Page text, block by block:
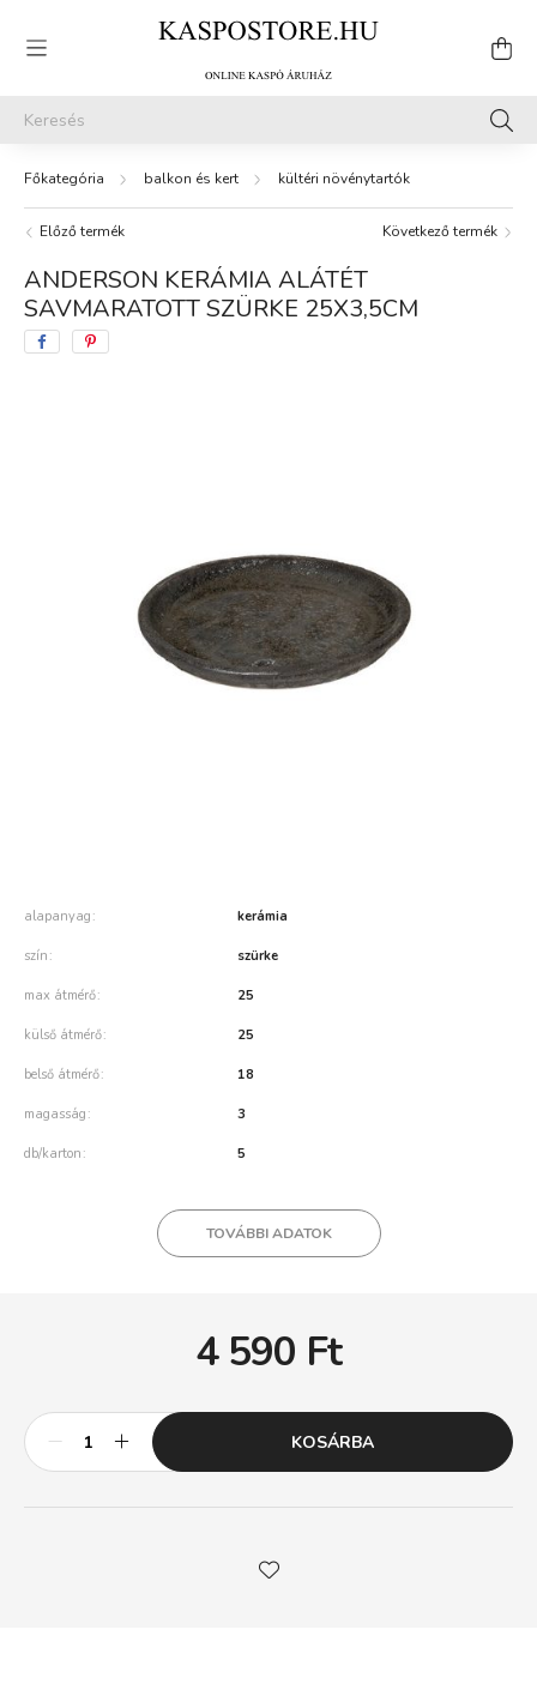
balkon és kert kültéri növénytartók
Előző termék Következő termék
ANDERSON KERÁMIA ALÁTÉT
SAVMARATOTT SZÜRKE 25X3,5CM
alapanyag kerámia
szín szürke
max átmérő 25
külső átmérő 25
belső átmérő 18
magasság 3
db/karton 5
TOVÁBBI ADATOK
4 590 Ft
KOSÁRBA